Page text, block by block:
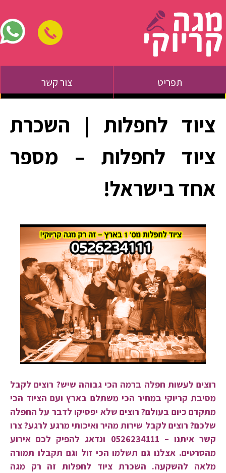
תפריט צור קשר
ציוד לחפלות | השכרת
ציוד לחפלות – מספר
אחד בישראל!
רוצים לעשות חפלה ברמה הכי גבוהה שיש? רוצים לקבל
מסיבת קריוקי במחיר הכי משתלם בארץ ועם הציוד הכי
מתקדם כיום בעולם? רוצים שלא יפסיקו לדבר על החפלה
שלכם? רוצים לקבל שירות מהיר ואיכותי מרגע לרגע? צרו
קשר איתנו – 0526234111 ונדאג להפיק לכם אירוע
מהסרטים. אצלנו גם תשלמו הכי זול וגם תקבלו תמורה
מלאה להשקעה. השכרת ציוד לחפלות זה רק מגה